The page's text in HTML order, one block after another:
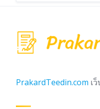
PrakardTeedin.com เ